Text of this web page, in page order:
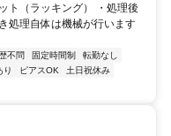
ト（ラッキング） ・処理後
処理自体は機械が行います
不問 固定時間制
転勤なし
り ピアスOK
土日祝休み